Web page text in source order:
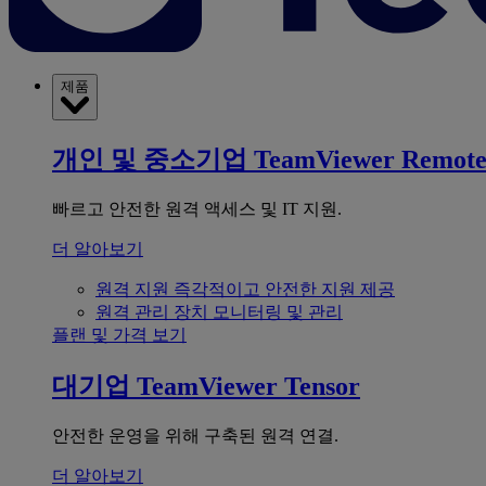
제품
개인 및 중소기업 TeamViewer Remote
빠르고 안전한 원격 액세스 및 IT 지원.
더 알아보기
원격 지원 즉각적이고 안전한 지원 제공
원격 관리 장치 모니터링 및 관리
플랜 및 가격 보기
대기업 TeamViewer Tensor
안전한 운영을 위해 구축된 원격 연결.
더 알아보기